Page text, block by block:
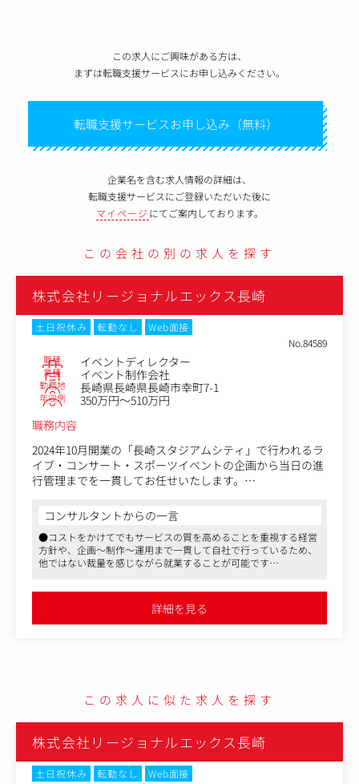
この求人にご興味がある方は、
まずは転職支援サービスにお申し込みください。
転職支援サービスお申し込み（無料）
企業名を含む求人情報の詳細は、
転職支援サービスにご登録いただいた後に
マイページ にてご案内しております。
この会社の別の求人を探す
株式会社リージョナルエックス長崎
土日祝休み 転勤なし
Web面接
No.84589
職種 イベントディレクター
業種 イベント制作会社
勤務地 長崎県長崎県長崎市幸町7-1
年収例
350万円～510万円
職務内容
2024年10月開業の「長崎スタジアムシティ」で行われるラ
イブ・コンサート・スポーツイベントの企画から当日の進
行管理までを一貫してお任せいたします。
＜具体的には＞
・イベントの全体管理、当日進行
・スタジアム、アリーナのビジョン・MC担当・音響など
関係各所との連携
・イベント演者事務所や音響グループなど関係各所との連
・タイムスケジュール作成
コンサルタントからの一言
●コストをかけてでもサービスの質を高めることを重視する経営
方針や、企画～制作～運用まで一貫して自社で行っているため、
他ではない裁量を感じながら就業することが可能です
●人事制度も豊富で、最少年課長23歳・最少年部長29歳と誰にで
もチャンスがある環境です詳細を見る
この求人に似た求人を探す
株式会社リージョナルエックス長崎
土日祝休み 転勤なし
Web面接